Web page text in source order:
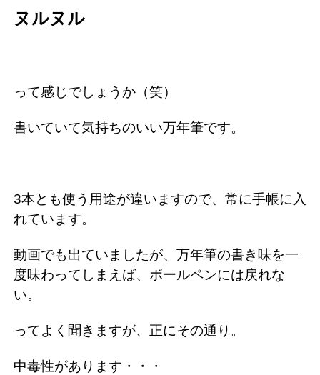
ヌルヌル
って感じでしょうか（笑）
書いていて気持ちのいい万年筆です。
3本とも使う用途が違いますので、常に手帳に入
れています。
動画でも出ていましたが、万年筆の書き味を一
度味わってしまえば、ボールペンには戻れな
い。
ってよく聞きますが、正にその通り。
中毒性があります・・・